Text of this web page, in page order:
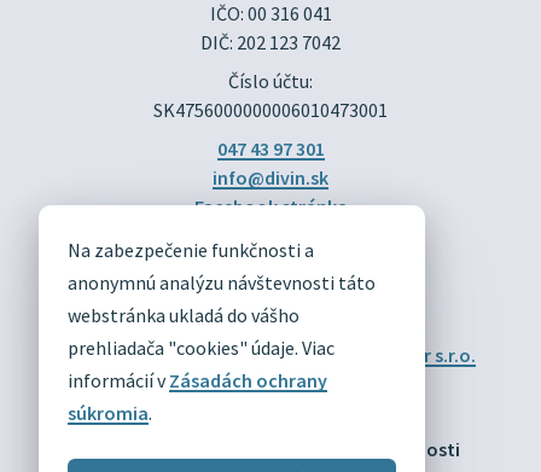
Na zabezpečenie funkčnosti a
anonymnú analýzu návštevnosti táto
webstránka ukladá do vášho
prehliadača "cookies" údaje. Viac
informácií vZásadách ochrany
súkromia.
DIVÍN
OFICIÁLNE STRÁNKY
Technický prevádzkovateľ:Alphabet partner s.r.o.
Správca obsahu:Obec Divín
Posledná aktualizácia:
Vyhlásenie o prístupnosti
IČO: 00 316 041
DIČ: 202 123 7042
Číslo účtu:
SK4756000000006010473001
047 43 97 301
info@divin.sk
Facebook stránka